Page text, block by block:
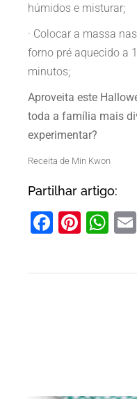
húmidos e misturar;
· Colocar a massa
forno pré aquecido a
minutos;
Aproveita este
toda a família mais
experimentar?
Receita de Min Kwon
Partilhar artigo:
Facebook